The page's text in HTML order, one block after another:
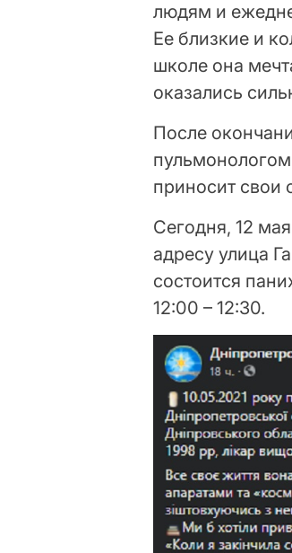
людям и
Ее близкие и
школе она
оказались
После
приносит свои
Сегодня, 12
адресу улица
состоится
12:00 – 12:30.